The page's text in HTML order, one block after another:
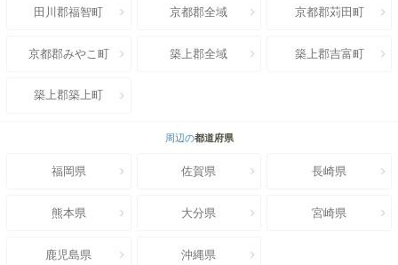
田川郡福智町 京都郡全域 京都郡苅田町
京都郡みやこ町 築上郡全域 築上郡吉富町
築上郡築上町
周辺の都道府県
福岡県 佐賀県 長崎県
熊本県 大分県 宮崎県
鹿児島県 沖縄県